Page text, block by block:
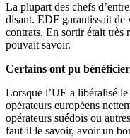
La plupart des chefs
disant. EDF garantissait de
contrats. En sortir était très
pouvait savoir.
Certains ont pu
Lorsque l’UE a libéralisé
opérateurs européens
opérateurs suédois ou
faut-il le savoir, avoir un